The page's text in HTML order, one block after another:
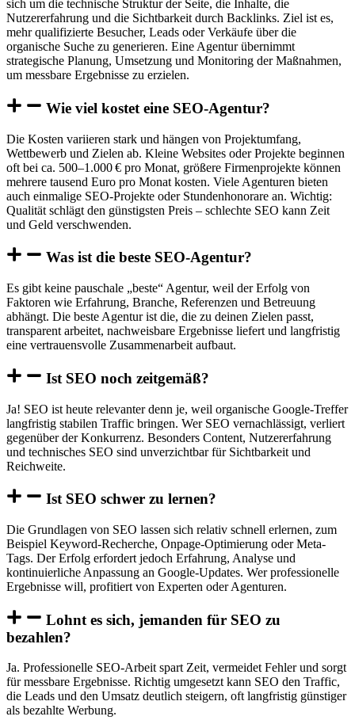
sich um die technische Struktur der Seite, die Inhalte, die
Nutzererfahrung und die Sichtbarkeit durch Backlinks. Ziel ist es,
mehr qualifizierte Besucher, Leads oder Verkäufe über die
organische Suche zu generieren. Eine Agentur übernimmt
strategische Planung, Umsetzung und Monitoring der Maßnahmen,
um messbare Ergebnisse zu erzielen.
Wie viel kostet eine SEO-Agentur?
Die Kosten variieren stark und hängen von Projektumfang,
Wettbewerb und Zielen ab. Kleine Websites oder Projekte beginnen
oft bei ca. 500–1.000 € pro Monat, größere Firmenprojekte können
mehrere tausend Euro pro Monat kosten. Viele Agenturen bieten
auch einmalige SEO-Projekte oder Stundenhonorare an. Wichtig:
Qualität schlägt den günstigsten Preis – schlechte SEO kann Zeit
und Geld verschwenden.
Was ist die beste SEO-Agentur?
Es gibt keine pauschale „beste“ Agentur, weil der Erfolg von
Faktoren wie Erfahrung, Branche, Referenzen und Betreuung
abhängt. Die beste Agentur ist die, die zu deinen Zielen passt,
transparent arbeitet, nachweisbare Ergebnisse liefert und langfristig
eine vertrauensvolle Zusammenarbeit aufbaut.
Ist SEO noch zeitgemäß?
Ja! SEO ist heute relevanter denn je, weil organische Google-Treffer
langfristig stabilen Traffic bringen. Wer SEO vernachlässigt, verliert
gegenüber der Konkurrenz. Besonders Content, Nutzererfahrung
und technisches SEO sind unverzichtbar für Sichtbarkeit und
Reichweite.
Ist SEO schwer zu lernen?
Die Grundlagen von SEO lassen sich relativ schnell erlernen, zum
Beispiel Keyword-Recherche, Onpage-Optimierung oder Meta-
Tags. Der Erfolg erfordert jedoch Erfahrung, Analyse und
kontinuierliche Anpassung an Google-Updates. Wer professionelle
Ergebnisse will, profitiert von Experten oder Agenturen.
Lohnt es sich, jemanden für SEO zu
bezahlen?
Ja. Professionelle SEO-Arbeit spart Zeit, vermeidet Fehler und sorgt
für messbare Ergebnisse. Richtig umgesetzt kann SEO den Traffic,
die Leads und den Umsatz deutlich steigern, oft langfristig günstiger
als bezahlte Werbung.